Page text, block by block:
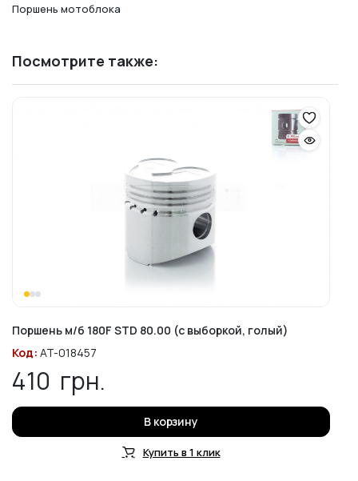
Поршень мотоблока
Посмотрите также:
Поршень м/б 180F STD 80.00 (с выборкой, голый)
Код: AT-018457
410 грн.
В корзину
Купить в 1 клик